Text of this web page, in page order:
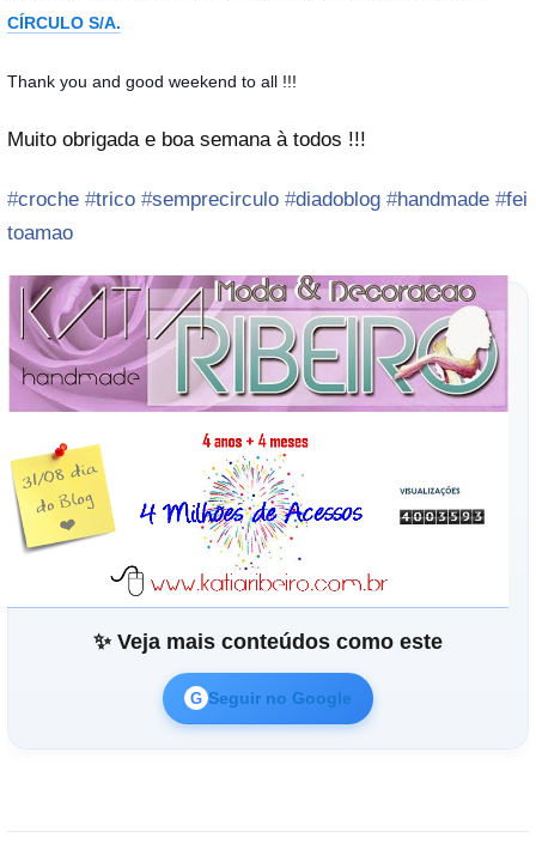
CÍRCULO S/A.
Thank you and good weekend to all !!!
Muito obrigada e boa semana à todos !!!
‪#‎croche‬ ‪#‎trico‬ ‪#‎semprecirculo‬ ‪#‎diadoblog‬ ‪#‎handmade‬ ‪#‎fei
toamao‬
✨ Veja mais conteúdos como este
G Seguir no Google